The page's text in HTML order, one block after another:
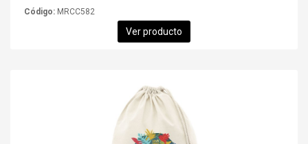
Código: MRCC582
Ver producto